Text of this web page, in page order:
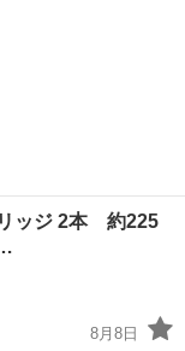
ッジ 2本 約225
8月8日